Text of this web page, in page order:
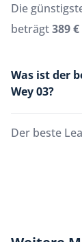
Die
beträgt389
Was ist der
Wey 03?
Der beste